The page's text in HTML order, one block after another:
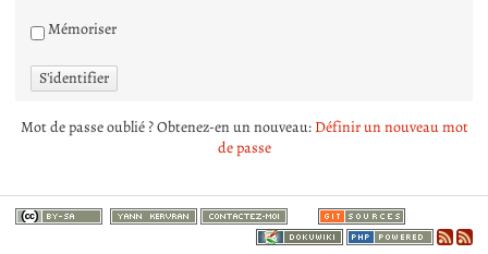
Mémoriser
S'identifier
Mot de passe oublié ? Obtenez-en un nouveau: Définir un nouveau mot
de passe